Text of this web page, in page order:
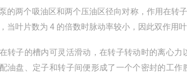
的两个吸油区和两个压油区径向对称，作用在转
当叶片数为 4 的倍数时脉动率较小，因此双作用
转子的槽内可灵活滑动，在转子转动时的离心
油盘、定子和转子间便形成了一个个密封的工